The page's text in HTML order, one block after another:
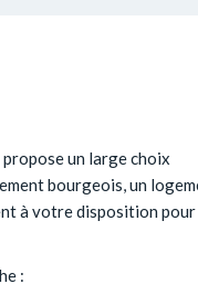
un large choix
bourgeois, un
à votre disposition
: